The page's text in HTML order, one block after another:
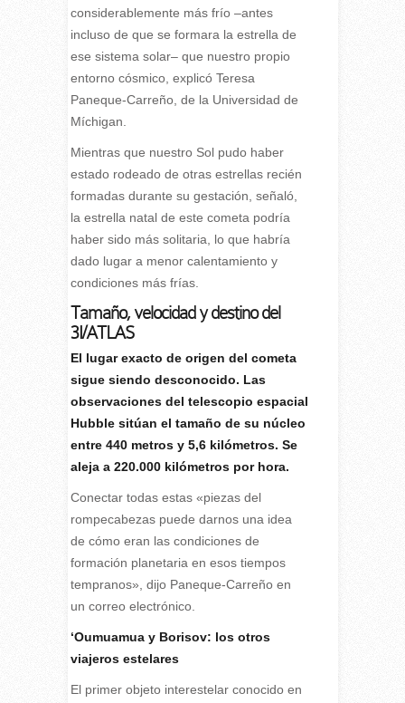
considerablemente más frío –antes
incluso de que se formara la estrella de
ese sistema solar– que nuestro propio
entorno cósmico, explicó Teresa
Paneque-Carreño, de la Universidad de
Míchigan.
Mientras que nuestro Sol pudo haber
estado rodeado de otras estrellas recién
formadas durante su gestación, señaló,
la estrella natal de este cometa podría
haber sido más solitaria, lo que habría
dado lugar a menor calentamiento y
condiciones más frías.
Tamaño, velocidad y destino del
3I/ATLAS
El lugar exacto de origen del cometa
sigue siendo desconocido. Las
observaciones del telescopio espacial
Hubble sitúan el tamaño de su núcleo
entre 440 metros y 5,6 kilómetros. Se
aleja a 220.000 kilómetros por hora.
Conectar todas estas «piezas del
rompecabezas puede darnos una idea
de cómo eran las condiciones de
formación planetaria en esos tiempos
tempranos», dijo Paneque-Carreño en
un correo electrónico.
‘Oumuamua y Borisov: los otros
viajeros estelares
El primer objeto interestelar conocido en